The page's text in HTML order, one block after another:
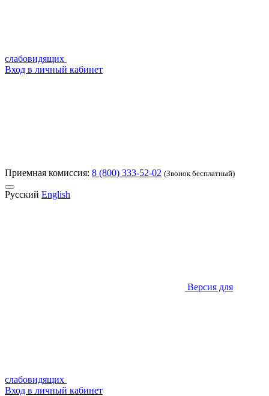
слабовидящих
Вход в личный кабинет
Приемная комиссия: 8 (800) 333-52-02 (Звонок бесплатный)
Русский English
Версия для
слабовидящих
Вход в личный кабинет